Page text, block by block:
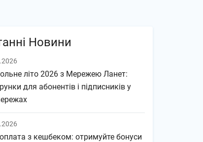
Новини
літо 2026 з Мережею Ланет:
для абонентів і підписників у
з кешбеком: отримуйте бонуси